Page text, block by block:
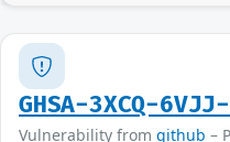
GHSA-3XCQ-6VJJ-
Vulnerability from github –